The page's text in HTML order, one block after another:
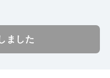
ました